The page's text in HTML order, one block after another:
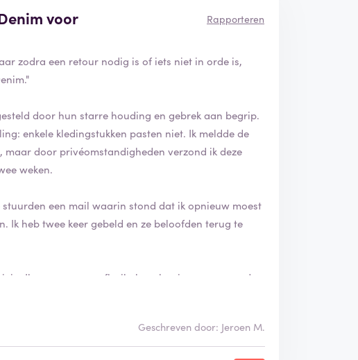
voor
Rapporteren
zodra een retour nodig is of iets niet in orde is,
door hun starre houding en gebrek aan begrip.
enkele kledingstukken pasten niet. Ik meldde de
door privéomstandigheden verzond ik deze
weken.
een mail waarin stond dat ik opnieuw moest
Ik heb twee keer gebeld en ze beloofden terug te
Ik vroeg om een flexibele oplossing, maar werd
De communicatie viel tegen, met niet
kapotgemaakt. Ik heb de retourkosten maar
Geschreven door: Jeroen M.